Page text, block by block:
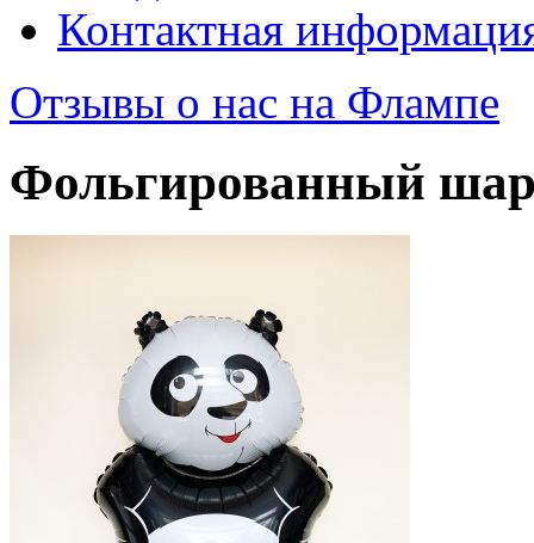
Контактная
Отзывы о нас на Флампе
Фольгированный